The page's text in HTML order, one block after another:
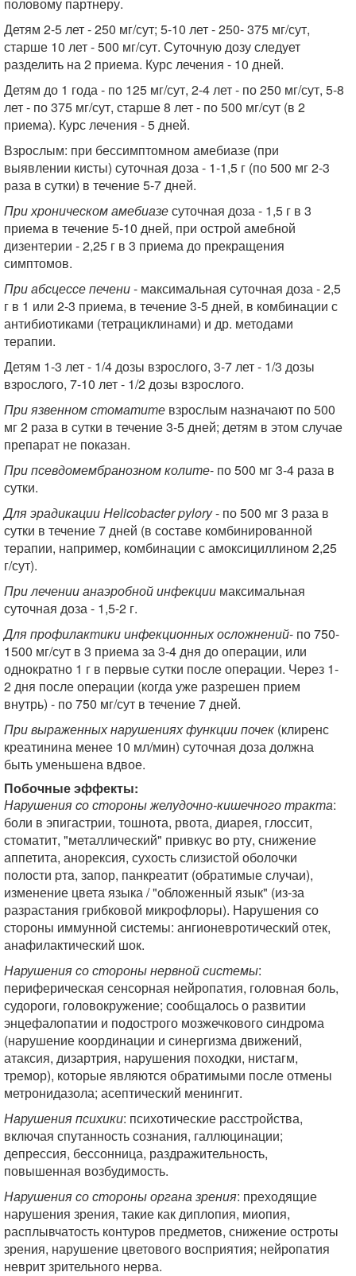
Детям 2-5 лет - 250 мг/сут; 5-10 лет - 250- 375 мг/сут,
старше 10 лет - 500 мг/сут. Суточную дозу следует
разделить на 2 приема. Курс лечения - 10 дней.
Детям до 1 года - по 125 мг/сут, 2-4 лет - по 250 мг/сут, 5-8
лет - по 375 мг/сут, старше 8 лет - по 500 мг/сут (в 2
приема). Курс лечения - 5 дней.
Взрослым: при бессимптомном амебиазе (при
выявлении кисты) суточная доза - 1-1,5 г (по 500 мг 2-3
раза в сутки) в течение 5-7 дней.
При хроническом амебиазесуточная доза - 1,5 г в 3
приема в течение 5-10 дней, при острой амебной
дизентерии - 2,25 г в 3 приема до прекращения
симптомов.
При абсцессе печени- максимальная суточная доза - 2,5
г в 1 или 2-3 приема, в течение 3-5 дней, в комбинации с
антибиотиками (тетрациклинами) и др. методами
терапии.
Детям 1-3 лет - 1/4 дозы взрослого, 3-7 лет - 1/3 дозы
взрослого, 7-10 лет - 1/2 дозы взрослого.
При язвенном стоматите взрослым назначают по 500
мг 2 раза в сутки в течение 3-5 дней; детям в этом случае
препарат не показан.
При псевдомембранозном колите- по 500 мг 3-4 раза в
сутки.
Для эрадикации Helicobacter pylory- по 500 мг 3 раза в
сутки в течение 7 дней (в составе комбинированной
терапии, например, комбинации с амоксициллином 2,25
г/сут).
При лечении анаэробной инфекции максимальная
суточная доза - 1,5-2 г.
Для профилактики инфекционных осложнений- по 750-
1500 мг/сут в 3 приема за 3-4 дня до операции, или
однократно 1 г в первые сутки после операции. Через 1-
2 дня после операции (когда уже разрешен прием
внутрь) - по 750 мг/сут в течение 7 дней.
При выраженных нарушениях функции почек (клиренс
креатинина менее 10 мл/мин) суточная доза должна
быть уменьшена вдвое.
Побочные эффекты:
Нарушения cо стороны желудочно-кишечного тракта:
боли в эпигастрии, тошнота, рвота, диарея, глоссит,
стоматит, "металлический" привкус во рту, снижение
аппетита, анорексия, сухость слизистой оболочки
полости pтa, запор, панкреатит (обратимые случаи),
изменение цвета языка / "обложенный язык" (из-за
разрастания грибковой микрофлоры). Нарушения со
стороны иммунной системы: ангионевротический отек,
анафилактический шок.
Нарушения со стороны нервной системы:
периферическая сенсорная нейропатия, головная боль,
судороги, головокружение; сообщалось о развитии
энцефалопатии и подострого мозжечкового синдрома
(нарушение координации и синергизма движений,
атаксия, дизартрия, нарушения походки, нистагм,
тремор), которые являются обратимыми после отмены
метронидазола; асептический менингит.
Нарушения психики: психотические расстройства,
включая спутанность сознания, галлюцинации;
депрессия, бессонница, раздражительность,
повышенная возбудимость.
Нарушения со стороны органа зрения: преходящие
нарушения зрения, такие как диплопия, миопия,
расплывчатость контуров предметов, снижение остроты
зрения, нарушение цветового восприятия; нейропатия
неврит зрительного нерва.